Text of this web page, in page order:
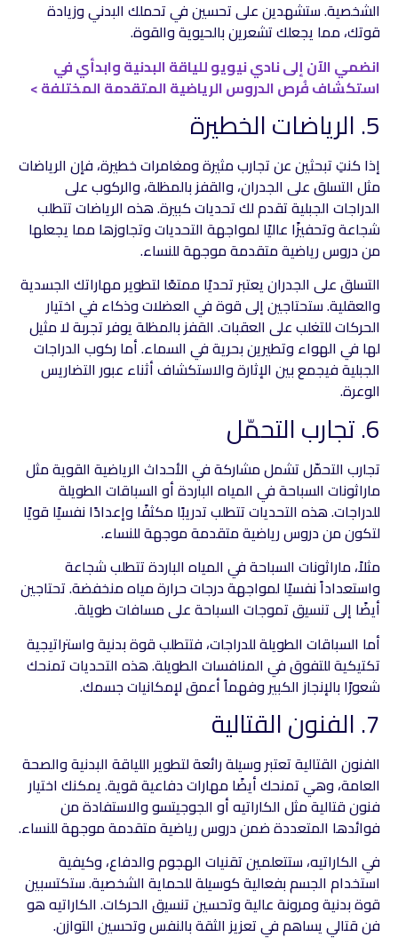
الشخصية. ستشهدين على تحسين في تحملك البدني وزيادة
قوتك، مما يجعلك تشعرين بالحيوية والقوة.
انضمي الآن إلى نادي نيويو للياقة البدنية وابدأي في
استكشاف فُرص الدروس الرياضية المتقدمة المختلفة >
5. الرياضات الخطيرة
إذا كنتِ تبحثين عن تجارب مثيرة ومغامرات خطيرة، فإن الرياضات
مثل التسلق على الجدران، والقفز بالمظلة، والركوب على
الدراجات الجبلية تقدم لك تحديات كبيرة. هذه الرياضات تتطلب
شجاعة وتحفيزًا عاليًا لمواجهة التحديات وتجاوزها مما يجعلها
من دروس رياضية متقدمة موجهة للنساء.
التسلق على الجدران يعتبر تحديًا ممتعًا لتطوير مهاراتك الجسدية
والعقلية. ستحتاجين إلى قوة في العضلات وذكاء في اختيار
الحركات للتغلب على العقبات. القفز بالمظلة يوفر تجربة لا مثيل
لها في الهواء وتطيرين بحرية في السماء. أما ركوب الدراجات
الجبلية فيجمع بين الإثارة والاستكشاف أثناء عبور التضاريس
الوعرة.
6. تجارب التحمّل
تجارب التحمّل تشمل مشاركة في الأحداث الرياضية القوية مثل
ماراثونات السباحة في المياه الباردة أو السباقات الطويلة
للدراجات. هذه التحديات تتطلب تدريبًا مكثفًا وإعدادًا نفسيًا قويًا
لتكون من دروس رياضية متقدمة موجهة للنساء.
مثلاً، ماراثونات السباحة في المياه الباردة تتطلب شجاعة
واستعداداً نفسيًا لمواجهة درجات حرارة مياه منخفضة. تحتاجين
أيضًا إلى تنسيق تموجات السباحة على مسافات طويلة.
أما السباقات الطويلة للدراجات، فتتطلب قوة بدنية واستراتيجية
تكتيكية للتفوق في المنافسات الطويلة. هذه التحديات تمنحك
شعورًا بالإنجاز الكبير وفهماً أعمق لإمكانيات جسمك.
7. الفنون القتالية
الفنون القتالية تعتبر وسيلة رائعة لتطوير اللياقة البدنية والصحة
العامة، وهي تمنحك أيضًا مهارات دفاعية قوية. يمكنك اختيار
فنون قتالية مثل الكاراتيه أو الجوجيتسو والاستفادة من
فوائدها المتعددة ضمن دروس رياضية متقدمة موجهة للنساء.
في الكاراتيه، ستتعلمين تقنيات الهجوم والدفاع، وكيفية
استخدام الجسم بفعالية كوسيلة للحماية الشخصية. ستكتسبين
قوة بدنية ومرونة عالية وتحسين تنسيق الحركات. الكاراتيه هو
فن قتالي يساهم في تعزيز الثقة بالنفس وتحسين التوازن.